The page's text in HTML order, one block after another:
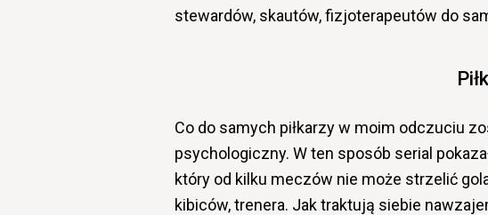
stewardów, skautów, fizjoterapeutów do
Co do samych piłkarzy w moim odczuciu
psychologiczny. W ten sposób serial
który od kilku meczów nie może strzelić
kibiców, trenera. Jak traktują siebie